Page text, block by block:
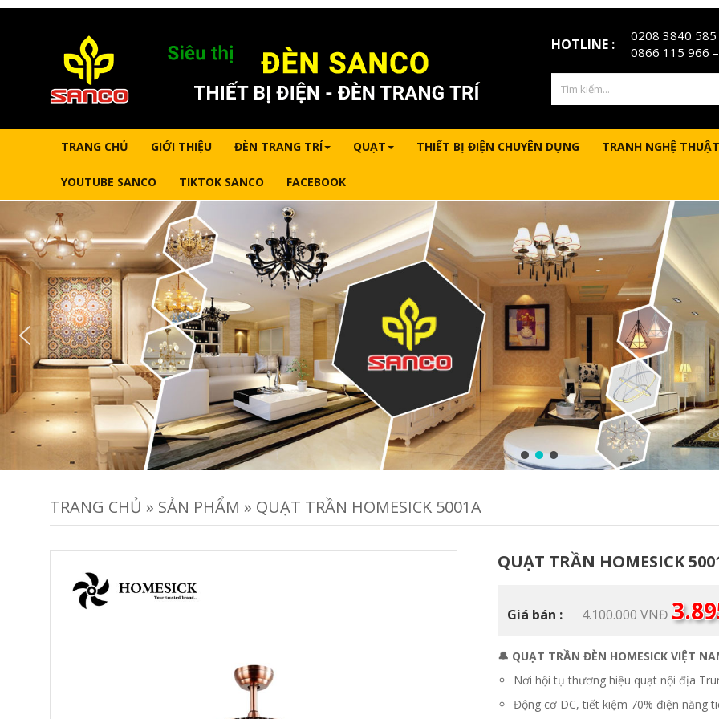
HOTLINE : 0208 3840 585
0866 115 966
TRANG CHỦ GIỚI THIỆU ĐÈN TRANG TRÍ QUẠT THIẾT BỊ ĐIỆN CHUYÊN DỤNG TRANH NGHỆ
YOUTUBE SANCO TIKTOK SANCO FACEBOOK
TRANG CHỦ » SẢN PHẨM » QUẠT TRẦN HOMESICK 5001A
QUẠT TRẦN HOMESICK
Giá bán : 4.100.000VNĐ
Giá
gốc
🔔 QUẠT TRẦN ĐÈN HOMESICK VIỆT
Nơi hội tụ thương hiệu quạt nội địa
Động cơ DC, tiết kiệm 70% điện năng